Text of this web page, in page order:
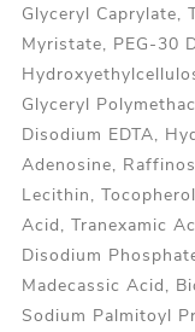
Glyceryl Caprylate,
Myristate, PEG-30
Glyceryl
Disodium EDTA,
Adenosine,
Lecithin,
Acid, Tranexamic
Disodium
Madecassic Acid,
Sodium Palmitoyl